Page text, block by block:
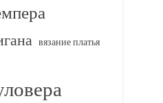
вязание платья